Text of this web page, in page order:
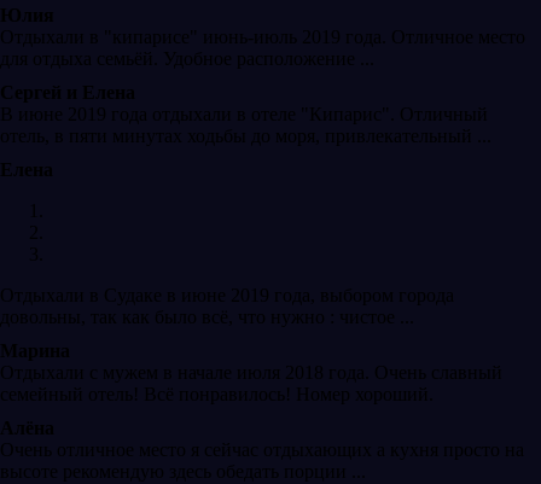
Юлия
Отдыхали в "кипарисе" июнь-июль 2019 года. Отличное место
для отдыха семьёй. Удобное расположение ...
Сергей и Елена
В июне 2019 года отдыхали в отеле "Кипарис". Отличный
отель, в пяти минутах ходьбы до моря, привлекательный ...
Елена
Отдыхали в Судаке в июне 2019 года, выбором города
довольны, так как было всё, что нужно : чистое ...
Марина
Отдыхали с мужем в начале июля 2018 года. Очень славный
семейный отель! Всё понравилось! Номер хороший.
Алёна
Очень отличное место я сейчас отдыхающих а кухня просто на
высоте рекомендую здесь обедать порции ...